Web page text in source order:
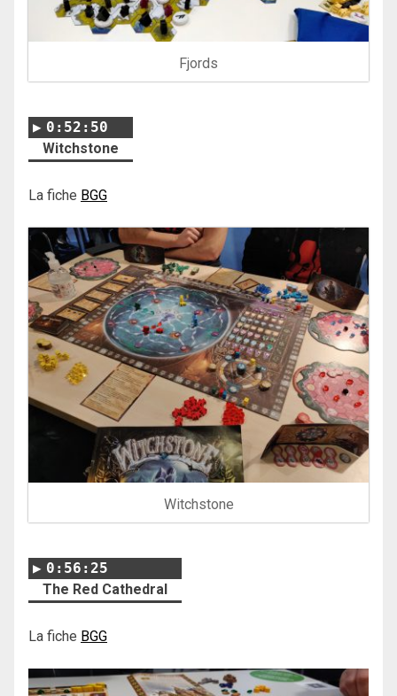
Fjords
0:52:50
Witchstone
La fiche BGG
Witchstone
0:56:25
The Red Cathedral
La fiche BGG